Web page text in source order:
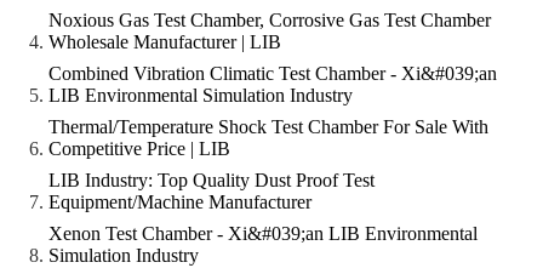
Noxious Gas Test Chamber, Corrosive Gas Test Chamber
Wholesale Manufacturer | LIB
Combined Vibration Climatic Test Chamber - Xi&#039;an
LIB Environmental Simulation Industry
Thermal/Temperature Shock Test Chamber For Sale With
Competitive Price | LIB
LIB Industry: Top Quality Dust Proof Test
Equipment/Machine Manufacturer
Xenon Test Chamber - Xi&#039;an LIB Environmental
Simulation Industry